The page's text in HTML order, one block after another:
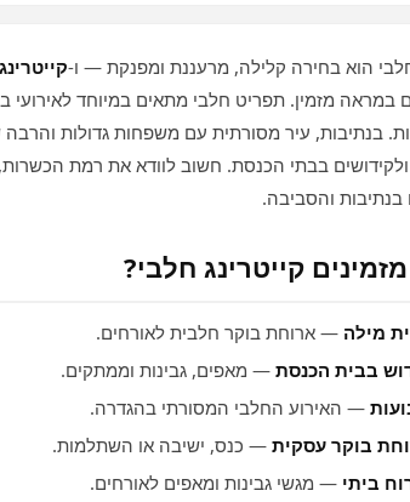
הוא בחירה קלילה, מרעננת ומפנקת — ו‑
במראה מזמין. תפריט חלבי מתאים במיוחד לאירועי
בנתיבות, עיר מסורתית עם משפחות גדולות
בבתי הכנסת. חשוב לוודא את רמת
בנתיבות והסביבה.
קייטרינג חלבי?
מילה — ארוחת בוקר חלבית לאורחים.
בבית הכנסת — מאפים, גבינות וממתקים.
— האירוע החלבי המסורתי בהגדרה.
בוקר עסקית — כנס, ישיבה או השתלמות.
ביתי — מגשי גבינות ומאפים לאורחים.